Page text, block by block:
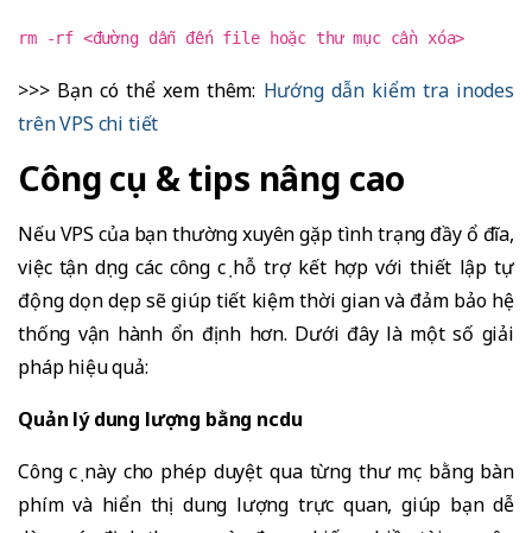
rm -rf <đường dẫn đến file hoặc thư mục cần xóa>
>>> Bạn có thể xem thêm: Hướng dẫn kiểm tra inodes
trên VPS chi tiết
Công cụ & tips nâng cao
Nếu VPS của bạn thường xuyên gặp tình trạng đầy ổ đĩa,
việc tận dụng các công cụ hỗ trợ kết hợp với thiết lập tự
động dọn dẹp sẽ giúp tiết kiệm thời gian và đảm bảo hệ
thống vận hành ổn định hơn. Dưới đây là một số giải
pháp hiệu quả:
Quản lý dung lượng bằng ncdu
Công cụ này cho phép duyệt qua từng thư mục bằng bàn
phím và hiển thị dung lượng trực quan, giúp bạn dễ